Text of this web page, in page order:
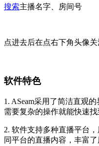
搜索主播名字、房间号
点进去后在点右下角头像
软件特色
1. ASeam采用了简洁直观
需要复杂的操作就能快速
2. 软件支持多种直播平台
同平台的直播内容，丰富了